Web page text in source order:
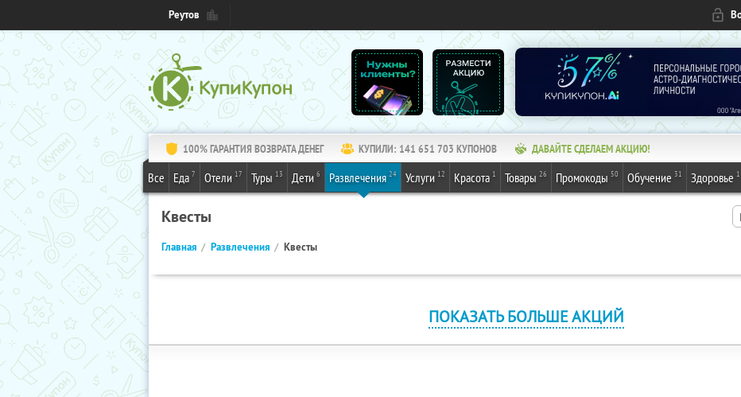
Реутов
100% ГАРАНТИЯ ВОЗВРАТА ДЕНЕГ КУПИЛИ: 141 651 703 КУПОНОВ ДАВАЙТЕ СДЕЛАЕМ АКЦИЮ!
Все Еда 7 Отели 17 Туры 13 Дети 6 Развлечения 24 Услуги 12 Красота 1 Товары 26 Промокоды 50 Обучение 31 Здоровье 1
Квесты
Главная Развлечения Квесты
ПОКАЗАТЬ БОЛЬШЕ АКЦИЙ